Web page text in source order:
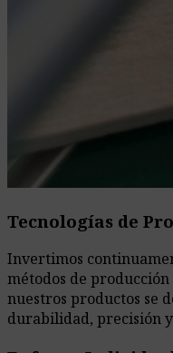
Tecnologías de
Invertimos
métodos de
nuestros productos se
durabilidad, precisión